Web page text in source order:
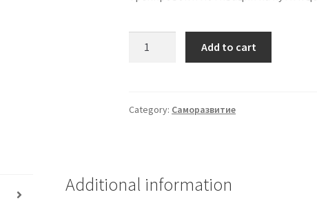
—
переписать!
quantity
Add to cart
Category: Саморазвитие
Additional information